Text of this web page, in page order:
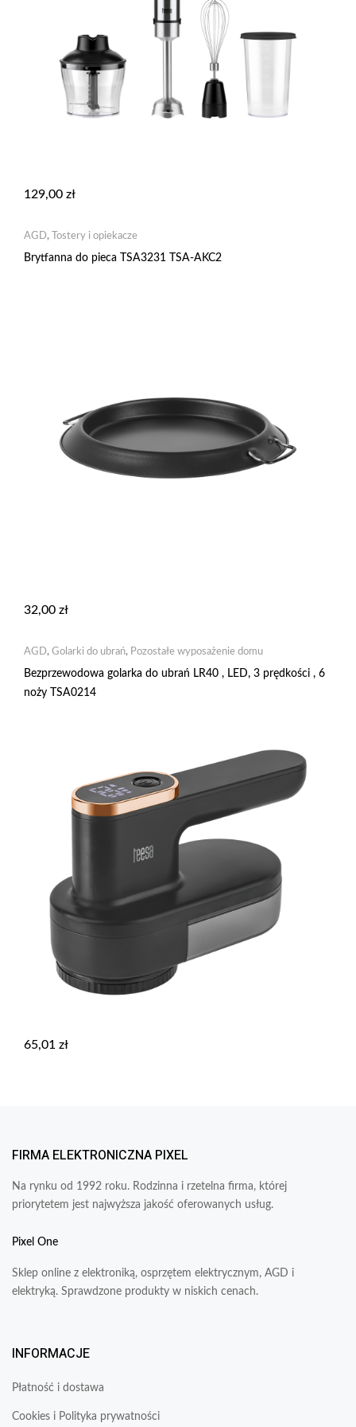
129,00 zł
AGD, Tostery i opiekacze
Brytfanna do pieca TSA3231 TSA-AKC2
32,00 zł
AGD, Golarki do ubrań, Pozostałe wyposażenie domu
Bezprzewodowa golarka do ubrań LR40 , LED, 3 prędkości , 6
noży TSA0214
65,01 zł
FIRMA ELEKTRONICZNA PIXEL
Na rynku od 1992 roku. Rodzinna i rzetelna firma, której
priorytetem jest najwyższa jakość oferowanych usług.
Pixel One
Sklep online z elektroniką, osprzętem elektrycznym, AGD i
elektryką. Sprawdzone produkty w niskich cenach.
INFORMACJE
Płatność i dostawa
Cookies i Polityka prywatności